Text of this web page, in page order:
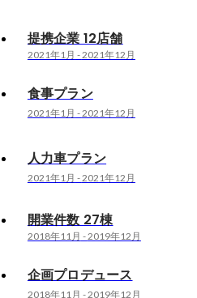
提携企業 12店舗
2021年1月 -2021年12月
食事プラン
2021年1月 -2021年12月
人力車プラン
2021年1月 -2021年12月
開業件数 27棟
2018年11月 -2019年12月
企画プロデュース
2018年11月 -2019年12月